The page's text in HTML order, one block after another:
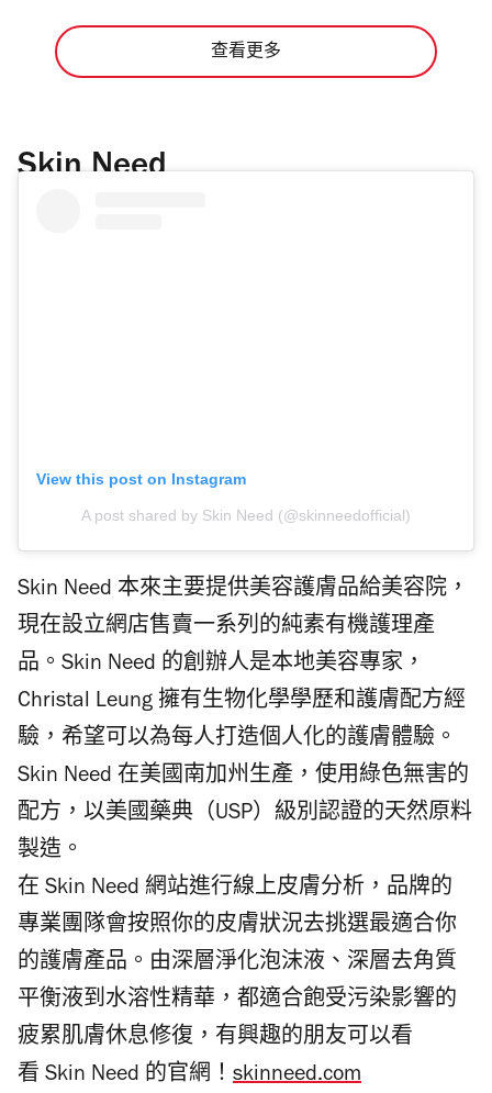
查看更多
Skin Need
View this post on Instagram
A post shared by Skin Need (@skinneedofficial)
Skin Need 本來主要提供美容護膚品給美容院，
現在設立網店售賣一系列的純素有機護理產
品。Skin Need 的創辦人是本地美容專家，
Christal Leung 擁有生物化學學歷和護膚配方經
驗，希望可以為每人打造個人化的護膚體驗。
Skin Need 在美國南加州生產，使用綠色無害的
配方，以美國藥典（USP）級別認證的天然原料
製造。
在 Skin Need 網站進行線上皮膚分析，品牌的
專業團隊會按照你的皮膚狀況去挑選最適合你
的護膚產品。由深層淨化泡沫液、深層去角質
平衡液到水溶性精華，都適合飽受污染影響的
疲累肌膚休息修復，有興趣的朋友可以看
看 Skin Need 的官網！ skinneed.com